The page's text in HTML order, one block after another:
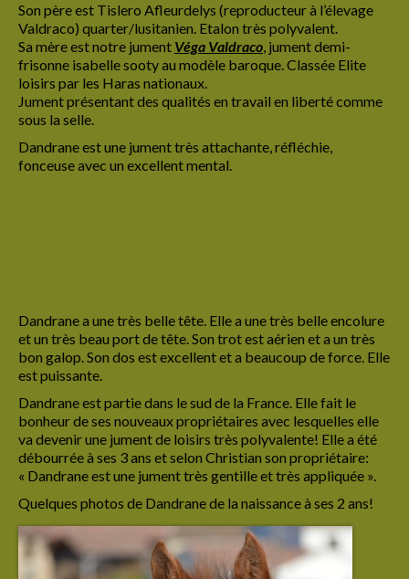
Les juments
Véga Valdraco
Caelia PM
Forever Blue
Ilusia Aldébaran
Dandrane de La Lyre
Gaherys de La Lyre
Hestia de La Lyre
Hanthor de La Lyre
Irion de La Lyre
Imerya de La Lyre
Iserys de La Lyre
Son père est Tislero Afleurdelys (reproducteur à l’élevage
Valdraco) quarter/lusitanien. Etalon très polyvalent.
Sa mère est notre jument Véga Valdraco, jument demi-
frisonne isabelle sooty au modèle baroque. Classée Elite
loisirs par les Haras nationaux.
Jument présentant des qualités en travail en liberté comme
sous la selle.
Dandrane est une jument très attachante, réfléchie,
fonceuse avec un excellent mental.
Dandrane a une très belle tête. Elle a une très belle encolure
et un très beau port de tête. Son trot est aérien et a un très
bon galop. Son dos est excellent et a beaucoup de force. Elle
est puissante.
Dandrane est partie dans le sud de la France. Elle fait le
bonheur de ses nouveaux propriétaires avec lesquelles elle
va devenir une jument de loisirs très polyvalente! Elle a été
débourrée à ses 3 ans et selon Christian son propriétaire:
« Dandrane est une jument très gentille et très appliquée ».
Quelques photos de Dandrane de la naissance à ses 2 ans!